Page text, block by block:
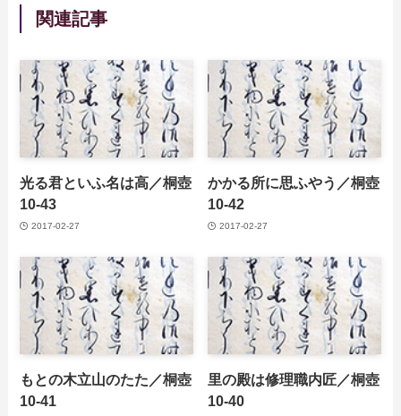
関連記事
光る君といふ名は高／桐壺
10-43
2017-02-27
かかる所に思ふやう／桐壺
10-42
2017-02-27
もとの木立山のたた／桐壺
10-41
里の殿は修理職内匠／桐壺
10-40